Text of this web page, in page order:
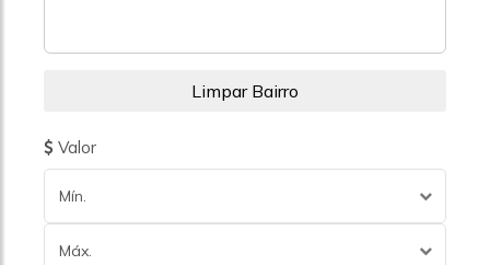
Valor
Mín.
Máx.